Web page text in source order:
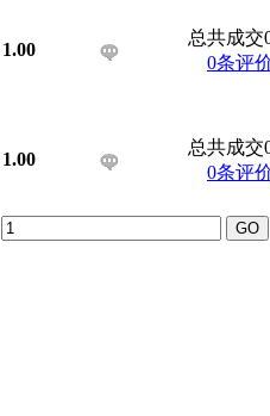
1.00
总共成交
0条评
1.00
总共成交
0条评